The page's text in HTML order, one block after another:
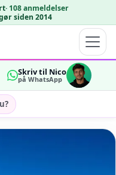
· 108 anmeldelser
siden 2014
Skriv til Nico
på WhatsApp